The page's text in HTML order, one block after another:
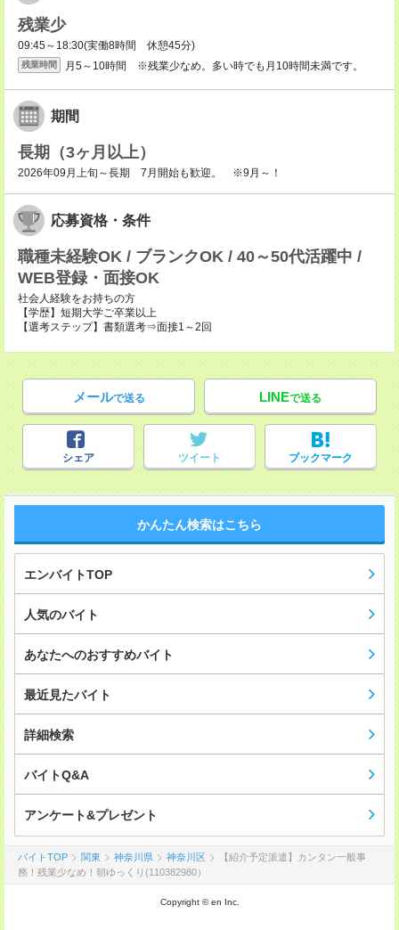
残業少
09:45～18:30(実働8時間 休憩45分)
残業時間 月5～10時間 ※残業少なめ。多い時でも月10時間未満です。
期間
長期（3ヶ月以上）
2026年09月上旬～長期 7月開始も歓迎。 ※9月～！
応募資格・条件
職種未経験OK / ブランクOK / 40～50代活躍中 /
WEB登録・面接OK
社会人経験をお持ちの方
【学歴】短期大学ご卒業以上
【選考ステップ】書類選考⇒面接1～2回
メールで送る LINEで送る
シェア ツイート ブックマーク
かんたん検索はこちら
エンバイトTOP
人気のバイト
あなたへのおすすめバイト
最近見たバイト
詳細検索
バイトQ&A
アンケート&プレゼント
バイトTOP 関東 神奈川県 神奈川区
【紹介予定派遣】カンタン一般事
務！残業少なめ！朝ゆっくり(110382980）
Copyright © en Inc.